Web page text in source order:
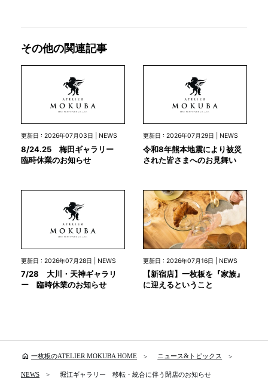
その他の関連記事
更新日 : 2026年07月03日 | NEWS
8/24.25 梅田ギャラリー
臨時休業のお知らせ
更新日 : 2026年07月29日 | NEWS
令和8年熊本地震により被災
された皆さまへのお見舞い
更新日 : 2026年07月28日 | NEWS
7/28 大川・天神ギャラリ
ー 臨時休業のお知らせ
更新日 : 2026年07月16日 | NEWS
【新宿店】一枚板を『家族』
に迎えるということ
home 一枚板のATELIER MOKUBA HOME ニュース&トピックス
NEWS 堀江ギャラリー 移転・統合に伴う閉店のお知らせ